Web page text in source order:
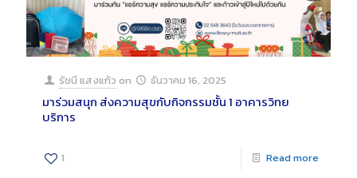
รัชนี แสงแก้ว on ธันวาคม 16, 2025
มาร่วมสนุก ส่งความสุขกับกิจกรรมชั้น 1 อาคารวิทย
บริการ
1 Read more